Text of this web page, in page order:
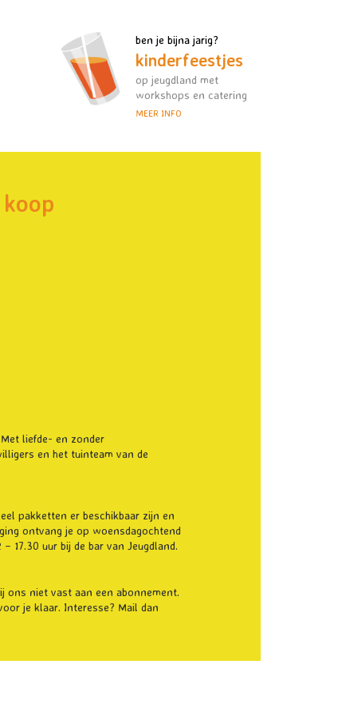
ben je bijna jarig?
kinderfeestjes
op jeugdland met
workshops en catering
MEER INFO
liefde- en zonder
en het tuinteam van de
pakketten er beschikbaar zijn en
ontvang je op woensdagochtend
17.30 uur bij de bar van Jeugdland.
ons niet vast aan een abonnement.
je klaar. Interesse? Mail dan